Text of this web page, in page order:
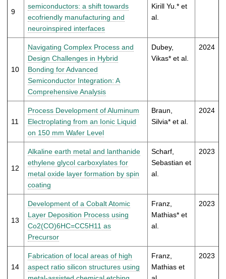
9
semiconductors: a shift towards
ecofriendly manufacturing and
neuroinspired interfaces
Kirill Yu.* et
al.
10
Navigating Complex Process and
Design Challenges in Hybrid
Bonding for Advanced
Semiconductor Integration: A
Comprehensive Analysis
Dubey,
Vikas* et al.
2024
11
Process Development of Aluminum
Electroplating from an Ionic Liquid
on 150 mm Wafer Level
Braun,
Silvia* et al.
2024
12
Alkaline earth metal and lanthanide
ethylene glycol carboxylates for
metal oxide layer formation by spin
coating
Scharf,
Sebastian et
al.
2023
13
Development of a Cobalt Atomic
Layer Deposition Process using
Co2(CO)6HC=CC5H11 as
Precursor
Franz,
Mathias* et
al.
2023
14
Fabrication of local areas of high
aspect ratio silicon structures using
Franz,
Mathias et
2023